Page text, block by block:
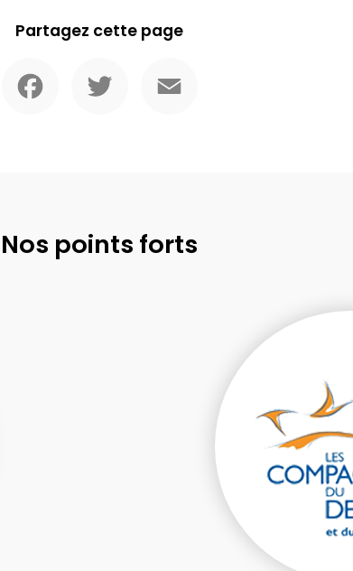
Partagez cette page
Nos points forts